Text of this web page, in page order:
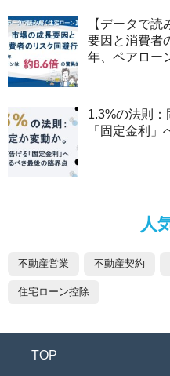
【データで
要因と消費者
年、ペアロー
1.3%の法則
「固定金利
人
不動産営業 不動産契約
住宅ローン控除
TOP